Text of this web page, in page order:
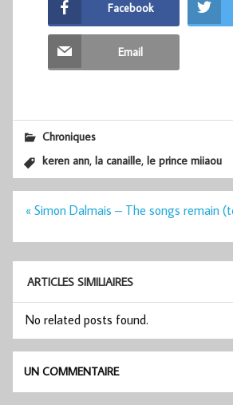
Facebook
Email
Chroniques
keren ann,la canaille,le prince miiaou
Navigation
« Simon Dalmais – The songs remain
ARTICLES SIMILIAIRES
No related posts found.
UN COMMENTAIRE